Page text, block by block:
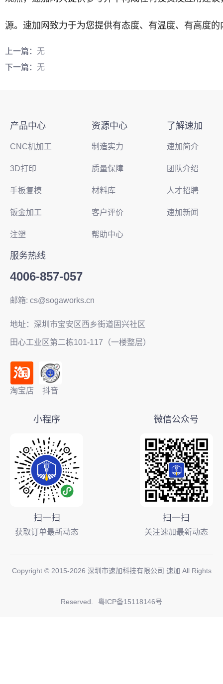
源。速加网致力于为您提供有态度、有温度、有高度的
上一篇： 无
下一篇： 无
产品中心
CNC机加工
3D打印
手板复模
钣金加工
注塑
资源中心
制造实力
质量保障
材料库
客户评价
帮助中心
了解速加
速加简介
团队介绍
人才招聘
速加新闻
服务热线
4006-857-057
邮箱: cs@sogaworks.cn
地址：深圳市宝安区西乡街道固兴社区
田心工业区第二栋101-117（一楼整层）
淘宝店 抖音
小程序
扫一扫
获取订单最新动态
微信公众号
扫一扫
关注速加最新动态
Copyright © 2015-2026 深圳市速加科技有限公司 速加 All Rights
Reserved. 粤ICP备15118146号